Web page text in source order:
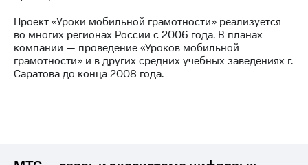
Финансовая
отчетность
Контакты
и акционерам
Проект «Уроки мобильной грамотности» реализуется
во многих регионах России с 2006 года. В планах
компании — проведение «Уроков мобильной
грамотности» и в других средних учебных заведениях г.
Саратова до конца 2008 года.